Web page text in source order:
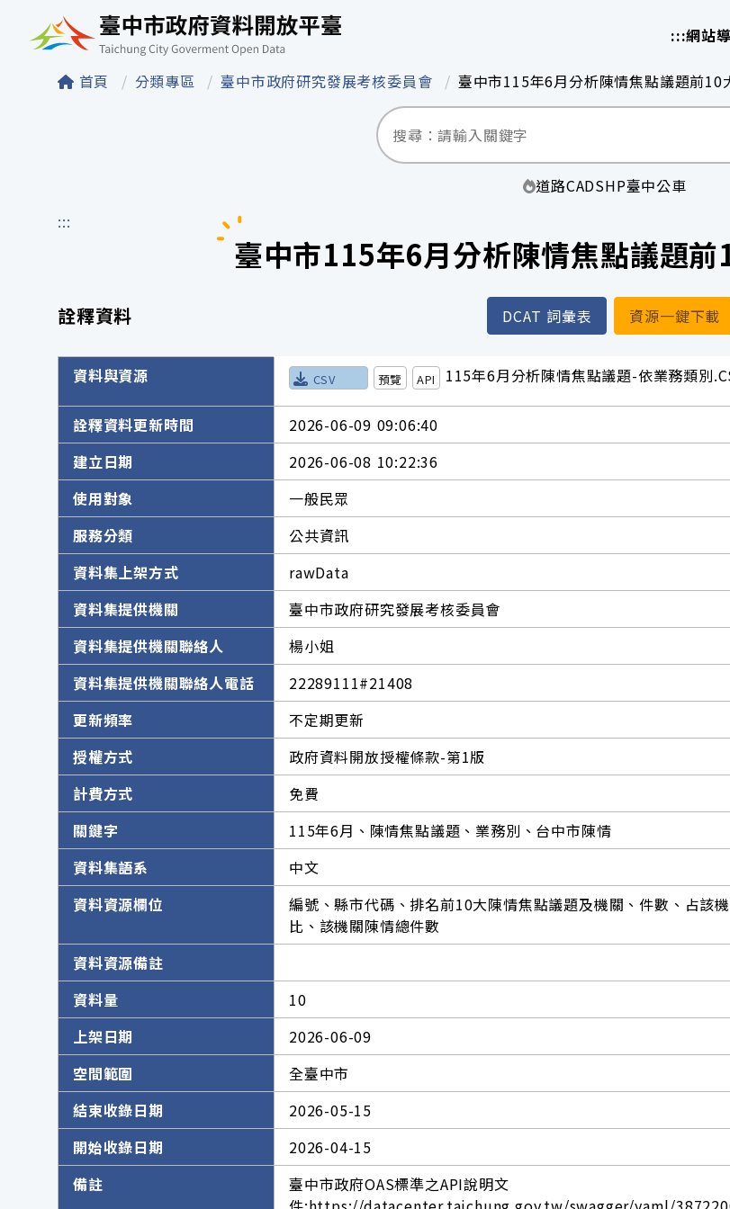
臺中市政府資料開放平臺 :::網站
首頁 分類專區 臺中市政府研究發展考核委員會 臺中市115年6月分析陳情焦點議題前10
道路CADSHP臺中公車
:::
臺中市115年6月分析陳情焦點議題
詮釋資料 DCAT 詞彙表 資源一鍵下載
詮釋資料詳細內容
資料與資源 CSV 預覽 API 115年6月分析陳情焦點議題-依業務類別
詮釋資料更新時間
2026-06-09 09:06:40
建立日期
2026-06-08 10:22:36
使用對象
一般民眾
服務分類
公共資訊
資料集上架方式
rawData
資料集提供機關
臺中市政府研究發展考核委員會
資料集提供機關聯絡人
楊小姐
資料集提供機關聯絡人電話
22289111#21408
更新頻率
不定期更新
授權方式
政府資料開放授權條款-第1版
計費方式
免費
關鍵字
115年6月、陳情焦點議題、業務別、台中市陳情
資料集語系
中文
資料資源欄位
編號、縣市代碼、排名前10大陳情焦點議題及機關、件數、占該
比、該機關陳情總件數
資料資源備註
資料量
10
上架日期
2026-06-09
空間範圍
全臺中市
結束收錄日期
2026-05-15
開始收錄日期
2026-04-15
備註
臺中市政府OAS標準之API說明文